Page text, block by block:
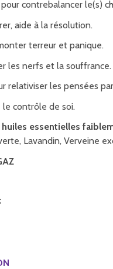
pour contrebalancer le(s)
aide à la résolution.
terreur et panique.
les nerfs et la souffrance.
relativiser les pensées
contrôle de soi.
essentielles
Lavandin, Verveine